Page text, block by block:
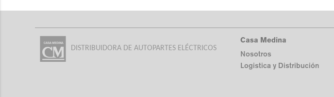
DISTRIBUIDORA DE AUTOPARTES ELÉCTRICOS
Casa Medina
Nosotros
Logistica y Distribución